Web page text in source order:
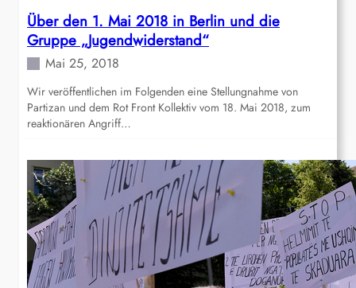
Über den 1. Mai 2018 in Berlin und die
Gruppe „Jugendwiderstand“
Mai 25, 2018
Wir veröffentlichen im Folgenden eine Stellungnahme von
Partizan und dem Rot Front Kollektiv vom 18. Mai 2018, zum
reaktionären Angriff…